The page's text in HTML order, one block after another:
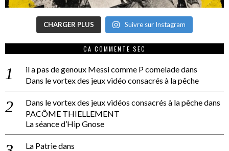
CHARGER PLUS Suivre sur Instagram
CA COMMENTE SEC
il a pas de genoux Messi comme P comeladedans
Dans le vortex des jeux vidéo consacrés à la pêche
Dans le vortex des jeux vidéos consacrés à la pêchedans
PACÔME THIELLEMENT
La séance d’Hip Gnose
La Patriedans